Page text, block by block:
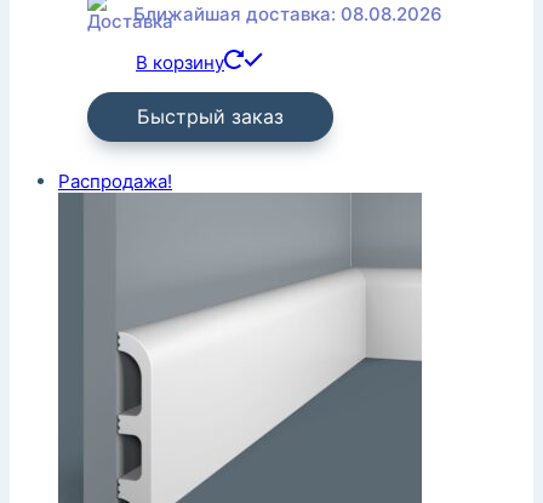
Ближайшая доставка: 08.08.2026
В корзину
Быстрый заказ
Распродажа!